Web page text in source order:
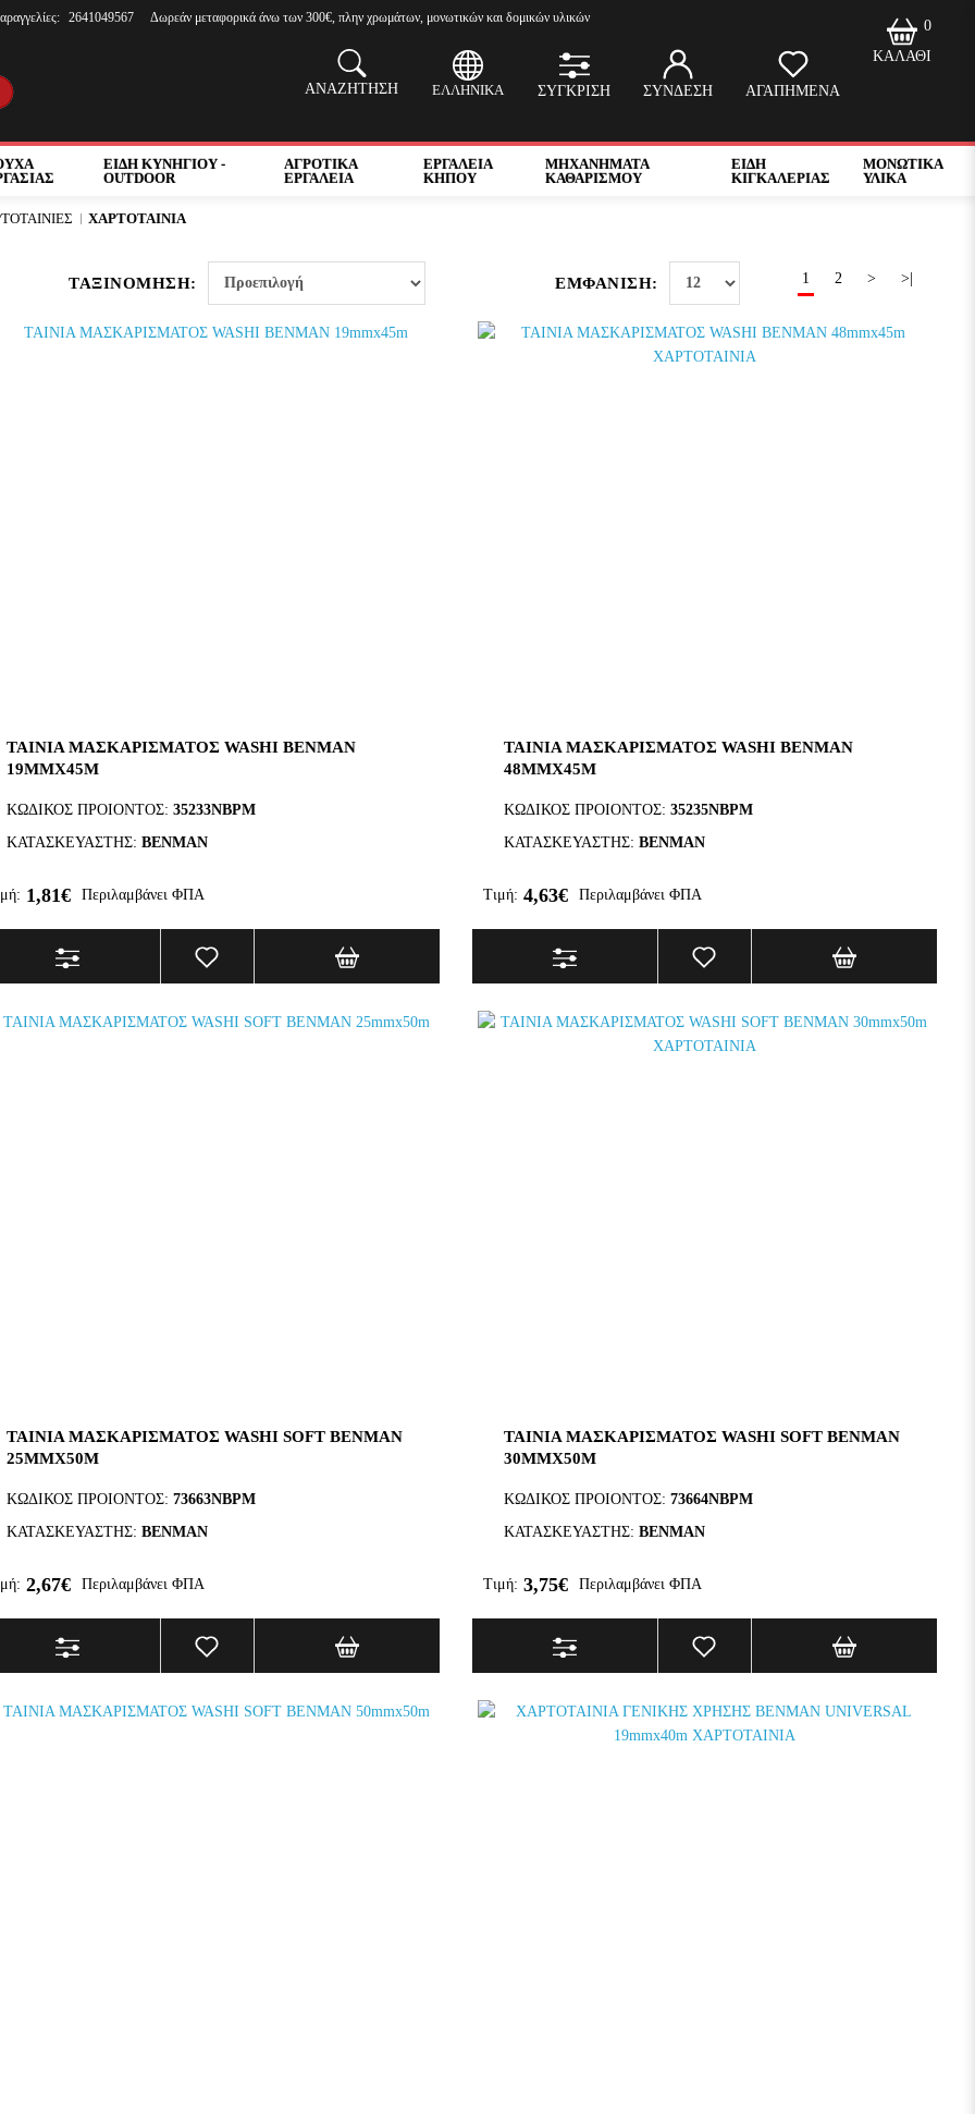
2641049567 Δωρεάν μεταφορικά άνω των 300€, πλην χρωμάτων, μονωτικών και δομικών υλικών
ΑΝΑΖΗΤΗΣΗ ΕΛΛΗΝΙΚΑ ΣΥΓΚΡΙΣΗ ΣΥΝΔΕΣΗ ΑΓΑΠΗΜΕΝΑ
ΚΑΛΑΘΙ
0
ΕΙΔΗ ΚΥΝΗΓΙΟΥ -
OUTDOOR
ΑΓΡΟΤΙΚΑ
ΕΡΓΑΛΕΙΑ
ΕΡΓΑΛΕΙΑ
ΚΗΠΟΥ
ΜΗΧΑΝΗΜΑΤΑ
ΚΑΘΑΡΙΣΜΟΥ
ΕΙΔΗ
ΚΙΓΚΑΛΕΡΙΑΣ
ΜΟΝΩΤΙΚΑ
ΥΛΙΚΑ
ΧΑΡΤΟΤΑΙΝΙΑ
1 2 > >|
ΕΜΦΑΝΙΣΗ:
ΤΑΞΙΝΟΜΗΣΗ:
ΤΑΙΝΙΑ ΜΑΣΚΑΡΙΣΜΑΤΟΣ WASHI BENMAN
19MMX45M
ΚΩΔΙΚΟΣ ΠΡΟΙΟΝΤΟΣ: 35233NBPM
ΚΑΤΑΣΚΕΥΑΣΤΗΣ: BENMAN
1,81€ Περιλαμβάνει ΦΠΑ
ΤΑΙΝΙΑ ΜΑΣΚΑΡΙΣΜΑΤΟΣ WASHI BENMAN
48MMX45M
ΚΩΔΙΚΟΣ ΠΡΟΙΟΝΤΟΣ: 35235NBPM
ΚΑΤΑΣΚΕΥΑΣΤΗΣ: BENMAN
Τιμή: 4,63€ Περιλαμβάνει ΦΠΑ
ΤΑΙΝΙΑ ΜΑΣΚΑΡΙΣΜΑΤΟΣ WASHI SOFT BENMAN
25MMX50M
ΚΩΔΙΚΟΣ ΠΡΟΙΟΝΤΟΣ: 73663NBPM
ΚΑΤΑΣΚΕΥΑΣΤΗΣ: BENMAN
2,67€ Περιλαμβάνει ΦΠΑ
ΤΑΙΝΙΑ ΜΑΣΚΑΡΙΣΜΑΤΟΣ WASHI SOFT BENMAN
30MMX50M
ΚΩΔΙΚΟΣ ΠΡΟΙΟΝΤΟΣ: 73664NBPM
ΚΑΤΑΣΚΕΥΑΣΤΗΣ: BENMAN
Τιμή: 3,75€ Περιλαμβάνει ΦΠΑ